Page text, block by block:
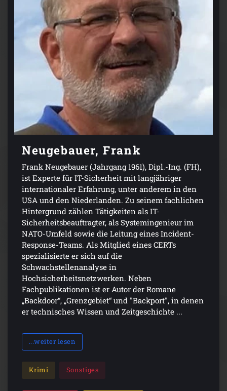
Neugebauer, Frank
Frank Neugebauer (Jahrgang 1961), Dipl.-Ing. (FH),
ist Experte für IT-Sicherheit mit langjähriger
internationaler Erfahrung, unter anderem in den
USA und den Niederlanden. Zu seinem fachlichen
Hintergrund zählen Tätigkeiten als IT-
Sicherheitsbeauftragter, als Systemingenieur im
NATO-Umfeld sowie die Leitung eines Incident-
Response-Teams. Als Mitglied eines CERTs
spezialisierte er sich auf die
Schwachstellenanalyse in
Hochsicherheitsnetzwerken. Neben
Fachpublikationen ist er Autor der Romane
„Backdoor“, „Grenzgebiet“ und "Backport", in denen
er technisches Wissen und Zeitgeschichte ...
...weiter lesen
Krimi Sonstiges